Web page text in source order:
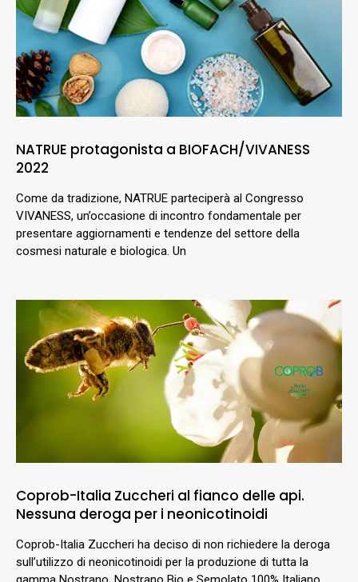
NATRUE protagonista a BIOFACH/VIVANESS
2022
Come da tradizione, NATRUE parteciperà al Congresso
VIVANESS, un’occasione di incontro fondamentale per
presentare aggiornamenti e tendenze del settore della
cosmesi naturale e biologica. Un
Coprob-Italia Zuccheri al fianco delle api.
Nessuna deroga per i neonicotinoidi
Coprob-Italia Zuccheri ha deciso di non richiedere la deroga
sull’utilizzo di neonicotinoidi per la produzione di tutta la